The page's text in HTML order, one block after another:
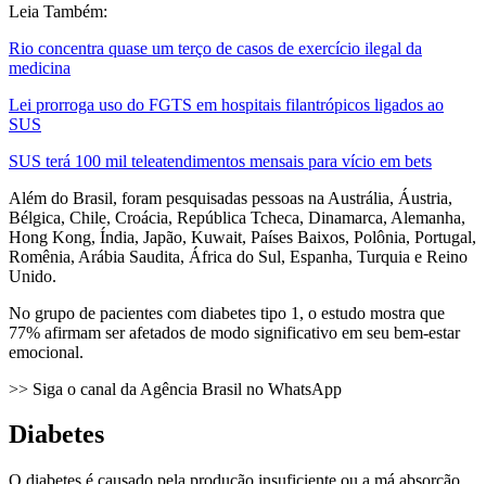
Leia Também:
Rio concentra quase um terço de casos de exercício ilegal da
medicina
Lei prorroga uso do FGTS em hospitais filantrópicos ligados ao
SUS
SUS terá 100 mil teleatendimentos mensais para vício em bets
Além do Brasil, foram pesquisadas pessoas na Austrália, Áustria,
Bélgica, Chile, Croácia, República Tcheca, Dinamarca, Alemanha,
Hong Kong, Índia, Japão, Kuwait, Países Baixos, Polônia, Portugal,
Romênia, Arábia Saudita, África do Sul, Espanha, Turquia e Reino
Unido.
No grupo de pacientes com diabetes tipo 1, o estudo mostra que
77% afirmam ser afetados de modo significativo em seu bem-estar
emocional.
>> Siga o canal da Agência Brasil no WhatsApp
Diabetes